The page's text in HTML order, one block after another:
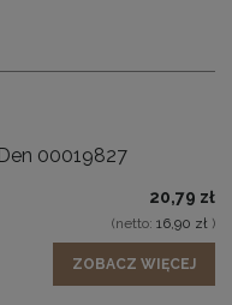
00019827
20,79 zł
(netto: 16,90 zł )
ZOBACZ WIĘCEJ